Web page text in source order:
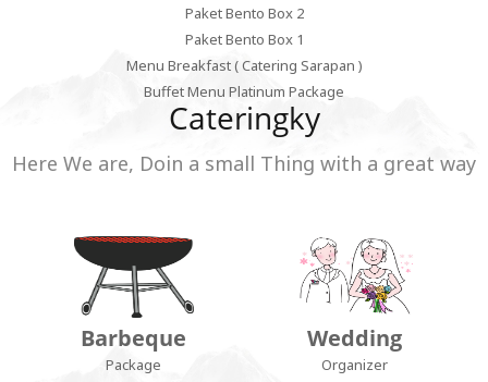
Paket Bento Box 2
Paket Bento Box 1
Menu Breakfast ( Catering Sarapan )
Buffet Menu Platinum Package
Cateringky
Here We are, Doin a small Thing with a great way
Barbeque
Package
Wedding
Organizer